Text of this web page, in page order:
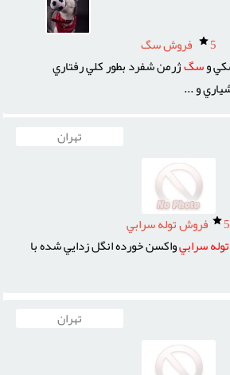
5
فروش سگ
وسگژرمن شفرد بطور کلي رفتاري
و ...
تهران
5
فروش توله سرابي
تولهسرابيواکسن خورده انگل زدايي شده با
تهران